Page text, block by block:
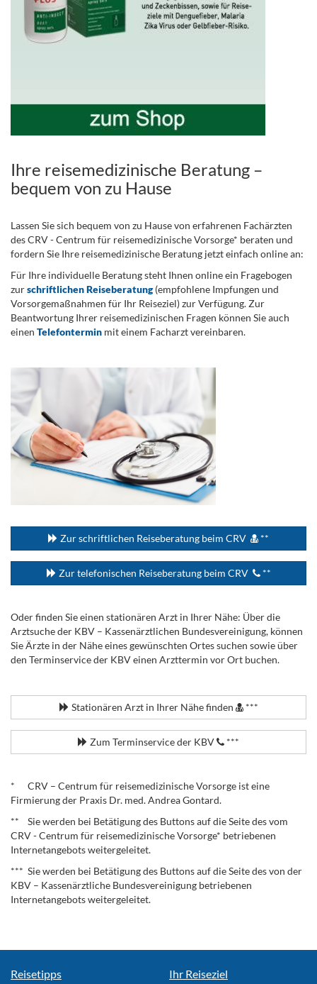
Ihre reisemedizinische Beratung –
bequem von zu Hause
Lassen Sie sich bequem von zu Hause von erfahrenen Fachärzten
des CRV - Centrum für reisemedizinische Vorsorge* beraten und
fordern Sie Ihre reisemedizinische Beratung jetzt einfach online an:
Für Ihre individuelle Beratung steht Ihnen online ein Fragebogen
zurschriftlichen Reiseberatung(empfohlene Impfungen und
Vorsorgemaßnahmen für Ihr Reiseziel) zur Verfügung. Zur
Beantwortung Ihrer reisemedizinischen Fragen können Sie auch
einen Telefontermin mit einem Facharzt vereinbaren.
Zur schriftlichen Reiseberatung beim CRV **
Zur telefonischen Reiseberatung beim CRV **
Oder finden Sie einen stationären Arzt in Ihrer Nähe: Über die
Arztsuche der KBV – Kassenärztlichen Bundesvereinigung, können
Sie Ärzte in der Nähe eines gewünschten Ortes suchen sowie über
den Terminservice der KBV einen Arzttermin vor Ort buchen.
Stationären Arzt in Ihrer Nähe finden ***
Zum Terminservice der KBV ***
* CRV – Centrum für reisemedizinische Vorsorge ist eine
Firmierung der Praxis Dr. med. Andrea Gontard.
** Sie werden bei Betätigung des Buttons auf die Seite des vom
CRV - Centrum für reisemedizinische Vorsorge* betriebenen
Internetangebots weitergeleitet.
*** Sie werden bei Betätigung des Buttons auf die Seite des von der
KBV – Kassenärztliche Bundesvereinigung betriebenen
Internetangebots weitergeleitet.
Reisetipps Ihr Reiseziel